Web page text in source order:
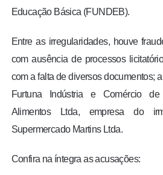
Educação Básica (FUNDEB).
Entre as irregularidades, houve
com ausência de processos
com a falta de diversos documentos;
Furtuna Indústria e Comércio
Alimentos Ltda, empresa do
Supermercado Martins Ltda.
Confira na íntegra as acusações: